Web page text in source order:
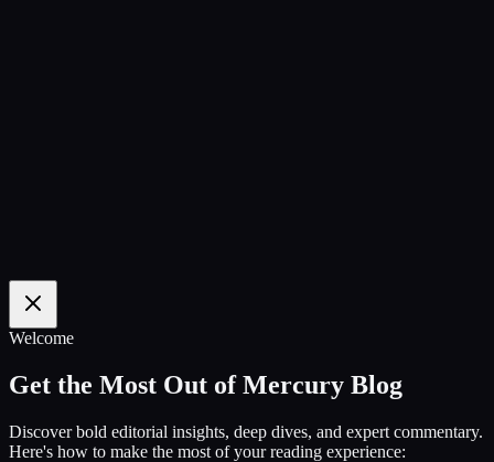
100 %
Welcome
Get the Most Out of Mercury Blog
Discover bold editorial insights, deep dives, and expert commentary.
Here's how to make the most of your reading experience: